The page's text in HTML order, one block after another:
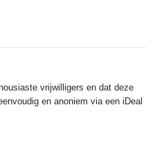
vrijwilligers en dat deze
en anoniem via een iDeal